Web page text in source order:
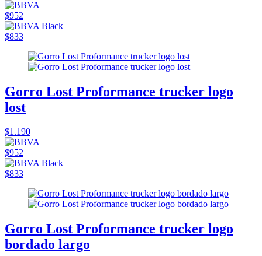
$952
$833
Gorro Lost Proformance trucker logo
lost
$1.190
$952
$833
Gorro Lost Proformance trucker logo
bordado largo